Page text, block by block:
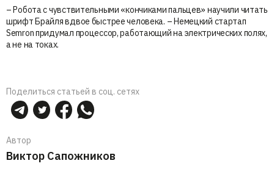
– Робота с чувствительными «кончиками пальцев» научили читать
шрифт Брайля вдвое быстрее человека. – Немецкий стартап
Semron придумал процессор, работающий на электрических полях,
а не на токах.
Поделиться статьей в соц. сетях
Автор
Виктор Сапожников